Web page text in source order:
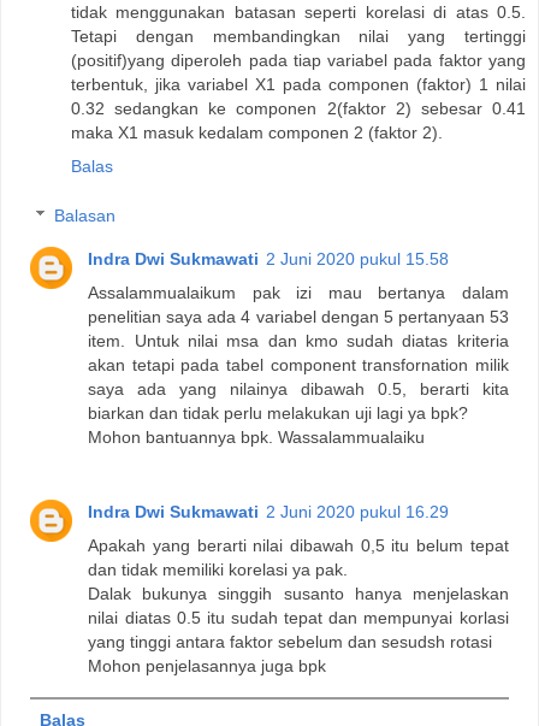
tidak menggunakan batasan seperti korelasi di atas 0.5.
Tetapi dengan membandingkan nilai yang tertinggi
(positif)yang diperoleh pada tiap variabel pada faktor yang
terbentuk, jika variabel X1 pada componen (faktor) 1 nilai
0.32 sedangkan ke componen 2(faktor 2) sebesar 0.41
maka X1 masuk kedalam componen 2 (faktor 2).
Balas
Balasan
Indra Dwi Sukmawati 2 Juni 2020 pukul 15.58
Assalammualaikum pak izi mau bertanya dalam
penelitian saya ada 4 variabel dengan 5 pertanyaan 53
item. Untuk nilai msa dan kmo sudah diatas kriteria
akan tetapi pada tabel component transfornation milik
saya ada yang nilainya dibawah 0.5, berarti kita
biarkan dan tidak perlu melakukan uji lagi ya bpk?
Mohon bantuannya bpk. Wassalammualaiku
Indra Dwi Sukmawati 2 Juni 2020 pukul 16.29
Apakah yang berarti nilai dibawah 0,5 itu belum tepat
dan tidak memiliki korelasi ya pak.
Dalak bukunya singgih susanto hanya menjelaskan
nilai diatas 0.5 itu sudah tepat dan mempunyai korlasi
yang tinggi antara faktor sebelum dan sesudsh rotasi
Mohon penjelasannya juga bpk
Balas